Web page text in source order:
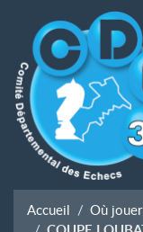
Accueil Où